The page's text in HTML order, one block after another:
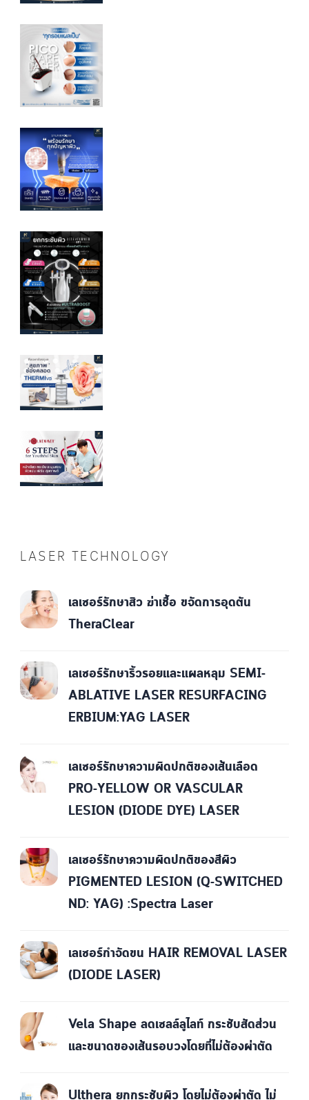
LASER TECHNOLOGY
เลเซอร์รักษาสิว ฆ่าเชื้อ ขจัดการอุดตัน
TheraClear
เลเซอร์รักษาริ้วรอยและแผลหลุม SEMI-
ABLATIVE LASER RESURFACING
ERBIUM:YAG LASER
เลเซอร์รักษาความผิดปกติของเส้นเลือด
PRO-YELLOW OR VASCULAR
LESION (DIODE DYE) LASER
เลเซอร์รักษาความผิดปกติของสีผิว
PIGMENTED LESION (Q-SWITCHED
ND: YAG) :Spectra Laser
เลเซอร์กำจัดขน HAIR REMOVAL LASER
(DIODE LASER)
Vela Shape ลดเซลล์ลูไลท์ กระชับสัดส่วน
และขนาดของเส้นรอบวงโดยที่ไม่ต้องผ่าตัด
Ulthera ยกกระชับผิว โดยไม่ต้องผ่าตัด ไม่